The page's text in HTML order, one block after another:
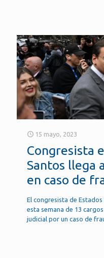
15 mayo, 2023
Congresista
Santos llega
en caso de
El congresista de
esta semana de 13
judicial por un caso de